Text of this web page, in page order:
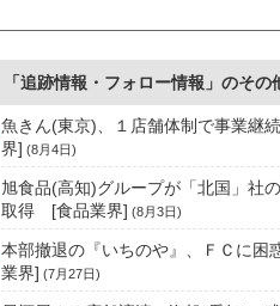
「追跡情報・フォロー情報」のその
魚きん(東京)、１店舗体制で事業継
界] (8月4日)
旭食品(高知)グループが「北国」社
取得 [食品業界] (8月3日)
本部撤退の『いちのや』、ＦＣに
業界] (7月27日)